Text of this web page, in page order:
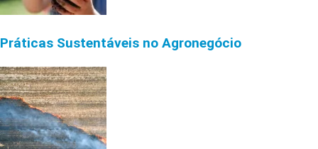
Práticas Sustentáveis no Agronegócio